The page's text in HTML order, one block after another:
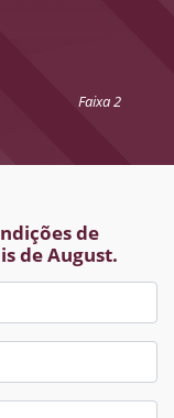
Faixa 2
de
de August.